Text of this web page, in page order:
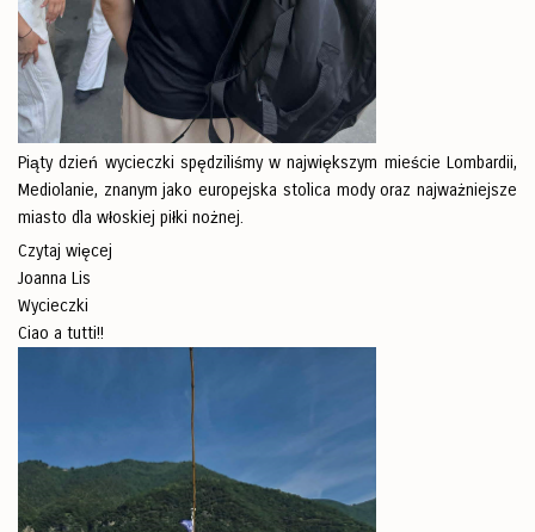
Piąty dzień wycieczki spędziliśmy w największym mieście Lombardii,
Mediolanie, znanym jako europejska stolica mody oraz najważniejsze
miasto dla włoskiej piłki nożnej.
Czytaj więcej
Joanna Lis
Wycieczki
Ciao a tutti!!